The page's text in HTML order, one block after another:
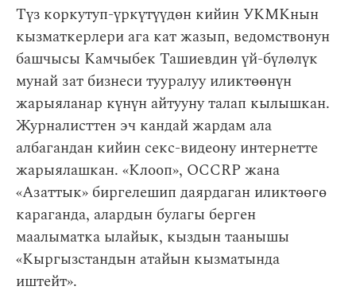
Түз коркутуп-үркүтүүдөн кийин УКМКнын
кызматкерлери ага кат жазып, ведомствонун
башчысы Камчыбек Ташиевдин үй-бүлөлүк
мунай зат бизнеси тууралуу иликтөөнүн
жарыяланар күнүн айтууну талап кылышкан.
Журналисттен эч кандай жардам ала
албагандан кийин секс-видеону интернетте
жарыялашкан. «Клооп», OCCRP жана
«Азаттык» биргелешип даярдаган иликтөөгө
караганда, алардын булагы берген
маалыматка ылайык, кыздын таанышы
«Кыргызстандын атайын кызматында
иштейт».